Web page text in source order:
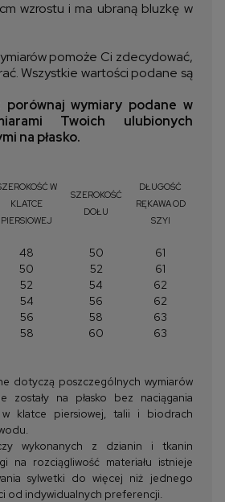
wzrostu i ma ubraną bluzkę w
pomoże Ci zdecydować,
Wszystkie wartości podane są
porównaj wymiary podane w
Twoich ulubionych
na płasko.
W
KLATCE
PIERSIOWEJ
SZEROKOŚĆ
DOŁU
DŁUGOŚĆ
RĘKAWA OD
SZYI
48 50
61
50 52
61
52 54
62
54 56
62
56 58
63
58 60 63
dotyczą poszczególnych wymiarów
zostały na płasko bez naciągania
w klatce piersiowej, talii i biodrach
wykonanych z dzianin i tkanin
na rozciągliwość materiału istnieje
sylwetki do więcej niż jednego
od indywidualnych preferencji.